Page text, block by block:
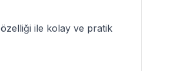
ile kolay ve pratik